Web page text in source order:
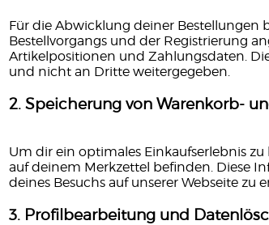
Für die Abwicklung deiner
Bestellvorgangs und der Registrierung
Artikelpositionen und Zahlungsdaten.
und nicht an Dritte weitergegeben.
2. Speicherung von Warenkorb-
Um dir ein optimales Einkaufserlebnis
auf deinem Merkzettel befinden. Diese
deines Besuchs auf unserer Webseite zu
3. Profilbearbeitung und